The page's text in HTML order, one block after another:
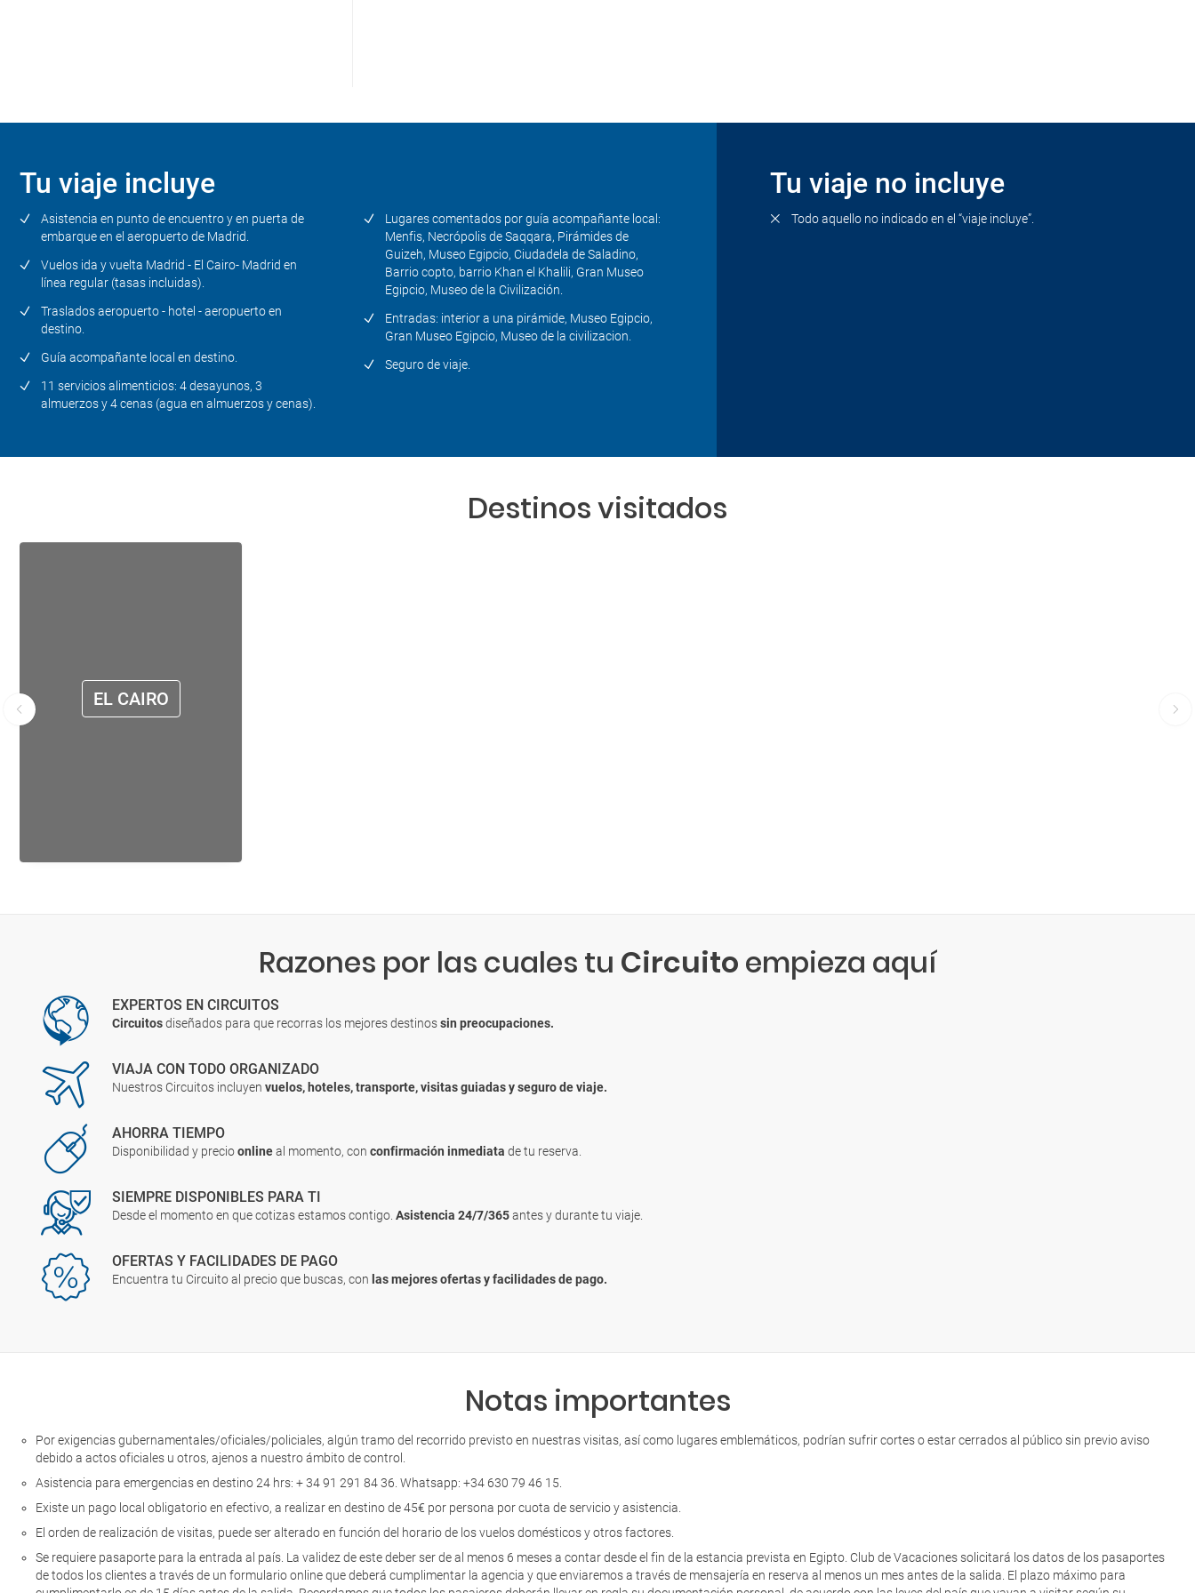
Tu viaje incluye
Asistencia en punto de encuentro y en puerta de
embarque en el aeropuerto de Madrid.
Vuelos ida y vuelta Madrid - El Cairo- Madrid en
línea regular (tasas incluidas).
Traslados aeropuerto - hotel - aeropuerto en
destino.
Guía acompañante local en destino.
11 servicios alimenticios: 4 desayunos, 3
almuerzos y 4 cenas (agua en almuerzos y cenas).
Lugares comentados por guía acompañante local:
Menfis, Necrópolis de Saqqara, Pirámides de
Guizeh, Museo Egipcio, Ciudadela de Saladino,
Barrio copto, barrio Khan el Khalili, Gran Museo
Egipcio, Museo de la Civilización.
Entradas: interior a una pirámide, Museo Egipcio,
Gran Museo Egipcio, Museo de la civilizacion.
Seguro de viaje.
Tu viaje no incluye
Todo aquello no indicado en el “viaje incluye”.
Destinos visitados
EL CAIRO
Razones por las cuales tu Circuito empieza aquí
EXPERTOS EN CIRCUITOS
Circuitosdiseñados para que recorras los mejores destinossin preocupaciones.
VIAJA CON TODO ORGANIZADO
Nuestros Circuitos incluyenvuelos, hoteles, transporte, visitas guiadas y seguro de viaje.
AHORRA TIEMPO
Disponibilidad y precioonlineal momento, conconfirmación inmediatade tu reserva.
SIEMPRE DISPONIBLES PARA TI
Desde el momento en que cotizas estamos contigo.Asistencia 24/7/365antes y durante tu viaje.
OFERTAS Y FACILIDADES DE PAGO
Encuentra tu Circuito al precio que buscas, con las mejores ofertas y facilidades de pago.
Notas importantes
Por exigencias gubernamentales/oficiales/policiales, algún tramo del recorrido previsto en nuestras visitas, así como lugares emblemáticos, podrían sufrir cortes o estar cerrados al público sin previo aviso
debido a actos oficiales u otros, ajenos a nuestro ámbito de control.
Asistencia para emergencias en destino 24 hrs: + 34 91 291 84 36. Whatsapp: +34 630 79 46 15.
Existe un pago local obligatorio en efectivo, a realizar en destino de 45€ por persona por cuota de servicio y asistencia.
El orden de realización de visitas, puede ser alterado en función del horario de los vuelos domésticos y otros factores.
Se requiere pasaporte para la entrada al país. La validez de este deber ser de al menos 6 meses a contar desde el fin de la estancia prevista en Egipto. Club de Vacaciones solicitará los datos de los pasaportes
de todos los clientes a través de un formulario online que deberá cumplimentar la agencia y que enviaremos a través de mensajería en reserva al menos un mes antes de la salida. El plazo máximo para